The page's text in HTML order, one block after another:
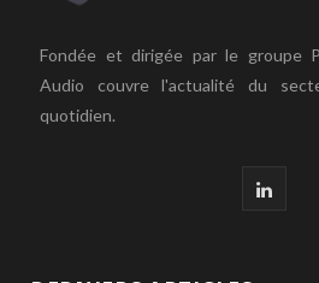
Fondée et dirigée par le groupe
Audio couvre l'actualité du
quotidien.
L